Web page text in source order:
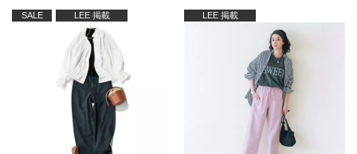
SALE LEE 掲載 LEE 掲載